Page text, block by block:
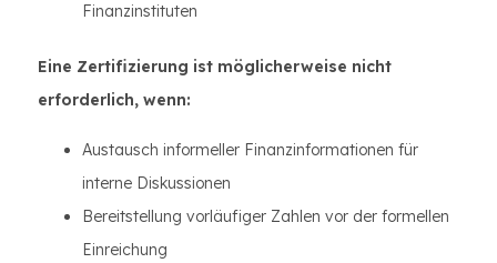
Finanzinstituten
Eine Zertifizierung ist möglicherweise nicht
erforderlich, wenn:
Austausch informeller Finanzinformationen für
interne Diskussionen
Bereitstellung vorläufiger Zahlen vor der formellen
Einreichung